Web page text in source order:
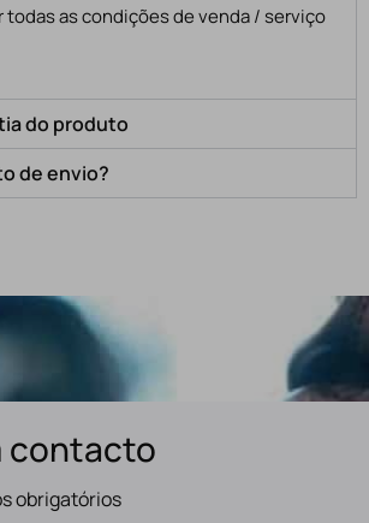
todas as condições de venda / serviço
do produto
de envio?
contacto
obrigatórios